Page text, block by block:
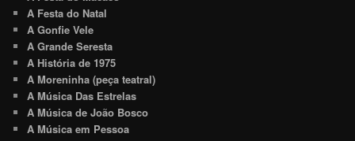
A Festa do Natal
A Gonfie Vele
A Grande Seresta
A História de 1975
A Moreninha (peça teatral)
A Música Das Estrelas
A Música de João Bosco
A Música em Pessoa